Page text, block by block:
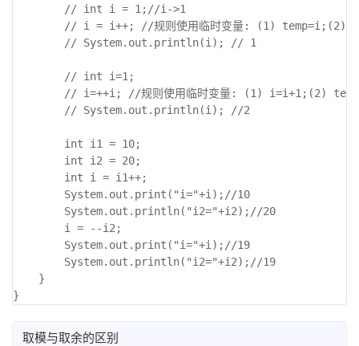
        int i = i1++;
        System.out.print("i="+i);//10
        System.out.println("i2="+i2);//20
        i = --i2;
        System.out.print("i="+i);//19
        System.out.println("i2="+i2);//19
取模与取余的区别